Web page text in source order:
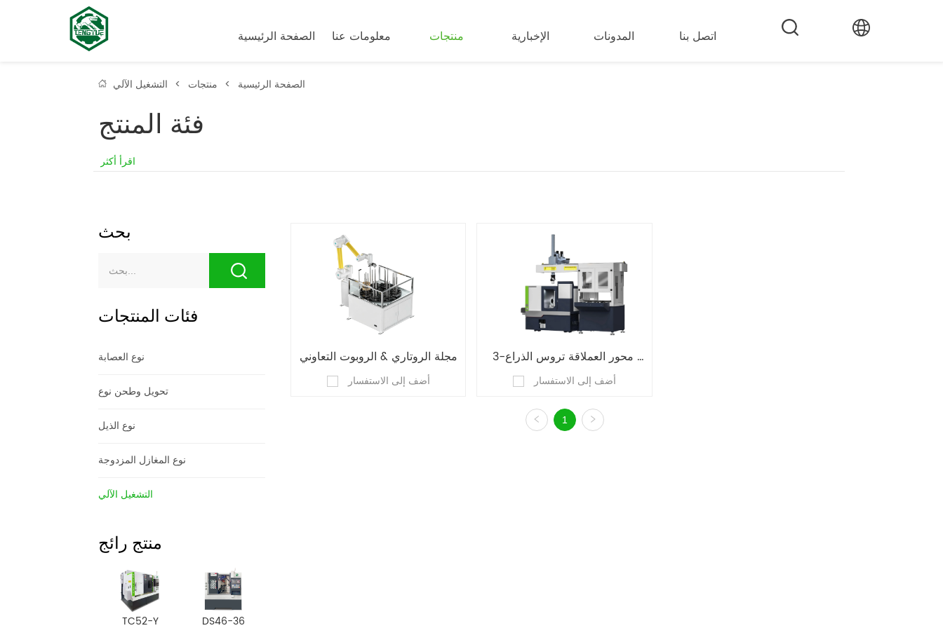
الصفحة الرئيسية معلومات عنا منتجات الإخبارية المدونات اتصل بنا
الصفحة الرئيسية > منتجات > التشغيل الآلي
فئة المنتج
اقرأ أكثر
بحث
فئات المنتجات
نوع العصابة
تحويل وطحن نوع
نوع الذيل
نوع المغازل المزدوجة
التشغيل الآلي
منتج رائج
TC52-Y DS46-36
مجلة الروتاري & الروبوت التعاوني
أضف إلى الاستفسار
3-محور العملاقة تروس الذراع
الروبوتية
أضف إلى الاستفسار
1